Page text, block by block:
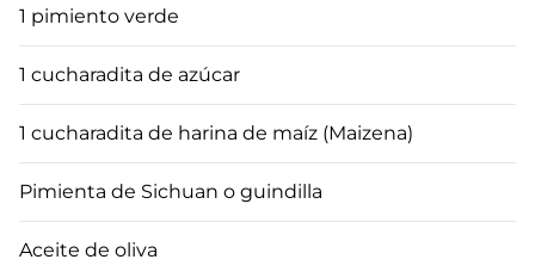
1 pimiento verde
1 cucharadita de azúcar
1 cucharadita de harina de maíz (Maizena)
Pimienta de Sichuan o guindilla
Aceite de oliva